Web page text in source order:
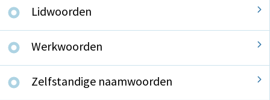
Lidwoorden
Werkwoorden
Zelfstandige naamwoorden